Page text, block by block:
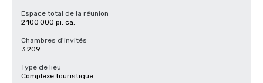
Espace total de la réunion
2 100 000 pi. ca.
Chambres d'invités
3 209
Type de lieu
Complexe touristique